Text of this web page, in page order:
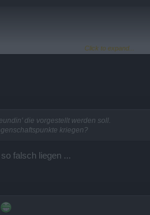
Click to expand...
die vorgestellt werden soll.
kriegen?
falsch liegen ...